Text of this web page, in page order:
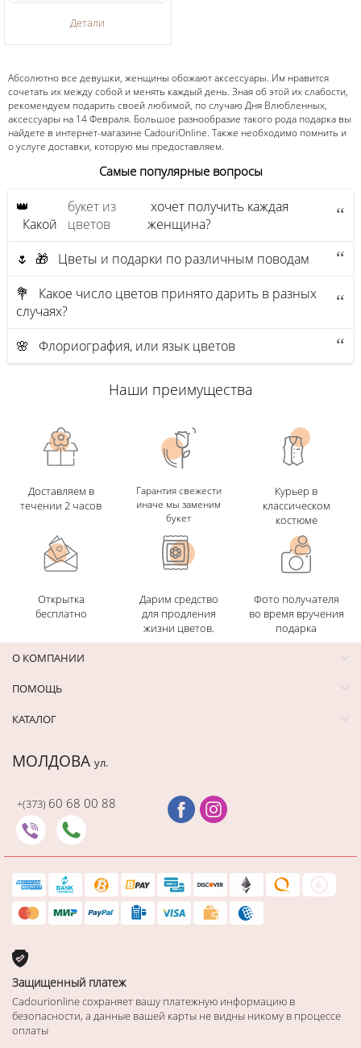
Детали
Абсолютно все девушки, женщины обожают аксессуары. Им нравится
сочетать их между собой и менять каждый день. Зная об этой их слабости,
рекомендуем подарить своей любимой, по случаю Дня Влюбленных,
аксессуары на 14 Февраля. Большое разнообразие такого рода подарка вы
найдете в интернет-магазине CadouriOnline. Также необходимо помнить и
о услуге доставки, которую мы предоставляем.
Самые популярные вопросы
👑
Какой
букет из
цветов
хочет получить каждая
женщина?
🌷 🎁 Цветы и подарки по различным поводам
💐 Какое число цветов принято дарить в разных
случаях?
🌸 Флориография, или язык цветов
Наши преимущества
Доставляем в
течении 2 часов
Гарантия свежести
иначе мы заменим
букет
Курьер в
классическом
костюме
Открытка
бесплатно
Дарим средство
для продления
жизни цветов.
Фото получателя
во время вручения
подарка
О КОМПАНИИ
ПОМОЩЬ
КАТАЛОГ
МОЛДОВА ул.
+(373) 60 68 00 88
Защищенный платеж
Cadourionline сохраняет вашу платежную информацию в
безопасности, а данные вашей карты не видны никому в процессе
оплаты